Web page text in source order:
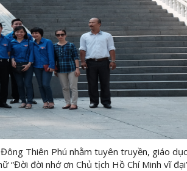
Thiên Phú nhằm tuyên truyền, giáo
đời nhớ ơn Chủ tịch Hồ Chí Minh vĩ